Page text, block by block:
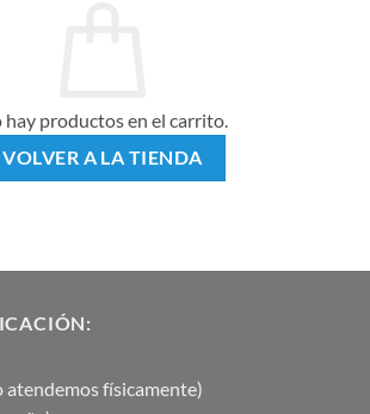
hay productos en el carrito.
VOLVER A LA TIENDA
físicamente)